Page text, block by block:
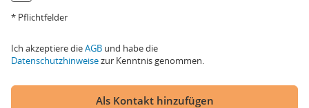
* Pflichtfelder
Ich akzeptiere dieAGB und habe die
Datenschutzhinweisezur Kenntnis genommen.
Als Kontakt hinzufügen